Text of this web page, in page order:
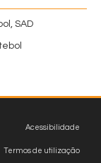
SAD
Acessibilidade
Termos de utilização